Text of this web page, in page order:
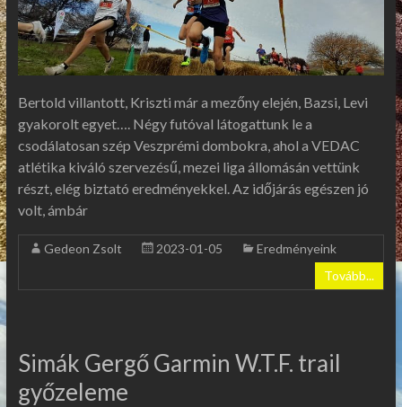
Bertold villantott, Kriszti már a mezőny elején, Bazsi, Levi
gyakorolt egyet…. Négy futóval látogattunk le a
csodálatosan szép Veszprémi dombokra, ahol a VEDAC
atlétika kiváló szervezésű, mezei liga állomásán vettünk
részt, elég biztató eredményekkel. Az időjárás egészen jó
volt, ámbár
Gedeon Zsolt 2023-01-05
Eredményeink
Tovább...
Simák Gergő Garmin W.T.F. trail
győzeleme